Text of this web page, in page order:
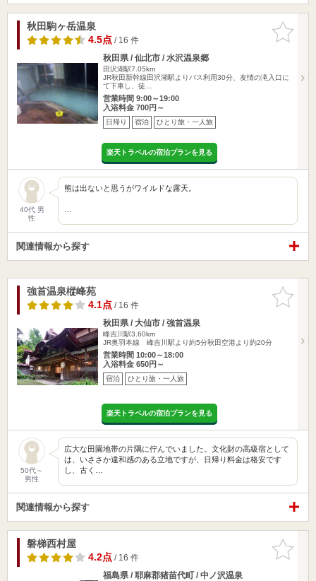
お気に入
りに追加
秋田駒ヶ岳温泉
4.5点/ 16 件
秋田県 / 仙北市 / 水沢温泉郷
田沢湖駅7.05km
JR秋田新幹線田沢湖駅よりバス利用30分、友情の滝入口に
て下車し、徒…
営業時間 9:00～19:00
入浴料金 700円～
日帰り 宿泊 ひとり旅・一人旅
楽天トラベルの宿泊プランを見る
40代 男
性
熊は出ないと思うがワイルドな露天。
関連情報から探す
お気に入
りに追加
強首温泉樅峰苑
4.1点/ 16 件
秋田県 / 大仙市 / 強首温泉
峰吉川駅3.60km
JR奥羽本線 峰吉川駅より約5分秋田空港より約20分
営業時間 10:00～18:00
入浴料金 650円～
宿泊 ひとり旅・一人旅
楽天トラベルの宿泊プランを見る
50代～
男性
広大な田園地帯の片隅に佇んでいました。文化財の高級宿として
は、いささか違和感のある立地ですが、日帰り料金は格安です
し、古く…
関連情報から探す
お気に入
りに追加
磐梯西村屋
4.2点/ 16 件
福島県 / 耶麻郡猪苗代町 / 中ノ沢温泉